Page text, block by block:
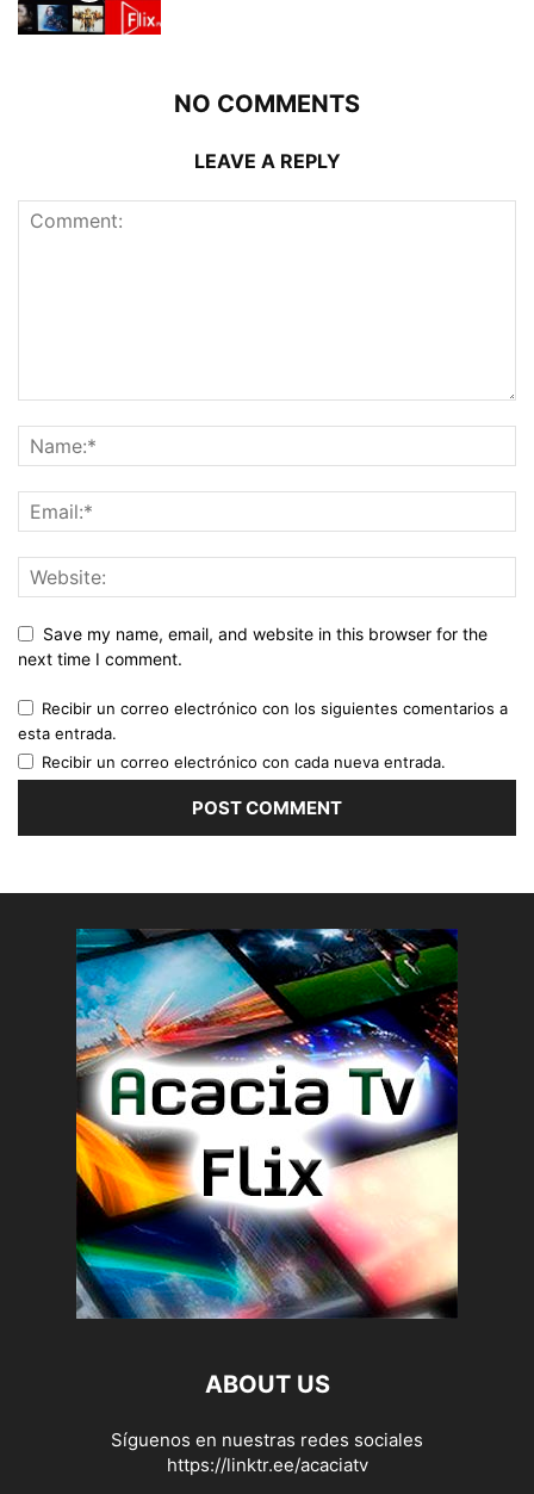
NO COMMENTS
LEAVE A REPLY
Save my name, email, and website in this browser for the
next time I comment.
Recibir un correo electrónico con los siguientes comentarios a
esta entrada.
Recibir un correo electrónico con cada nueva entrada.
ABOUT US
Síguenos en nuestras redes sociales
https://linktr.ee/acaciatv